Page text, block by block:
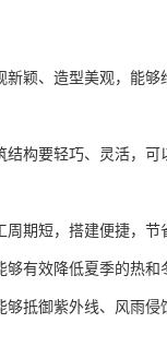
颖、造型美观，能
构要轻巧、灵活，
期短，搭建便捷，节
有效降低夏季的热和
抵御紫外线、风雨侵